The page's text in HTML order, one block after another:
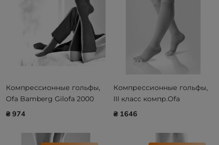
Компрессионные гольфы,
Ofa Bamberg Gilofa 2000
aloe vera
₴ 974
Компрессионные гольфы,
III класс компр.Ofa
Bamberg Lastofa cotton (с
₴ 1646